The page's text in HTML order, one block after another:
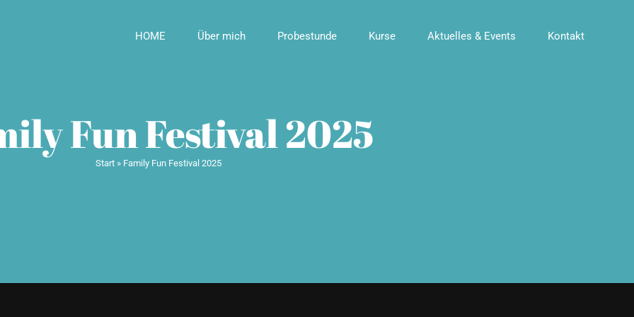
HOME Über mich Probestunde Kurse Aktuelles & Events Kontakt
Fun Festival 2025
Start » Family Fun Festival 2025